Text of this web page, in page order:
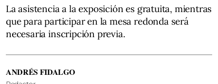
La asistencia a la exposición es gratuita, mientras
que para participar en la mesa redonda será
necesaria inscripción previa.
ANDRÉS FIDALGO